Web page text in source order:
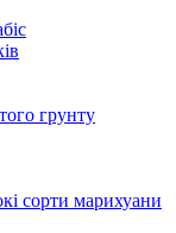
грунту
сорти марихуани